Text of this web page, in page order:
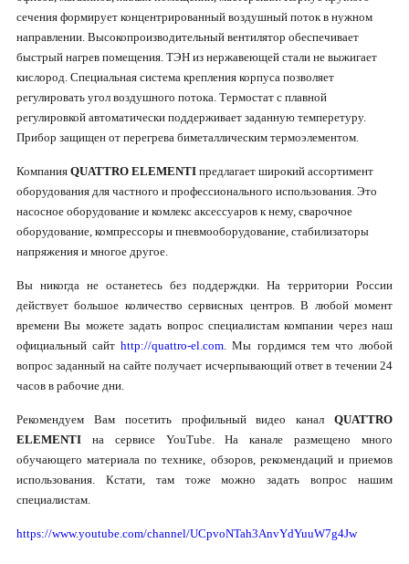
сечения формирует концентрированный воздушный поток в нужном
направлении. Высокопроизводительный вентилятор обеспечивает
быстрый нагрев помещения. ТЭН из нержавеющей стали не выжигает
кислород. Специальная система крепления корпуса позволяет
регулировать угол воздушного потока. Термостат с плавной
регулировкой автоматически поддерживает заданную темперетуру.
Прибор защищен от перегрева биметаллическим термоэлементом.
Компания QUATTRO ELEMENTI предлагает широкий ассортимент
оборудования для частного и профессионального использования. Это
насосное оборудование и комлекс аксессуаров к нему, сварочное
оборудование, компрессоры и пневмооборудование, стабилизаторы
напряжения и многое другое.
Вы никогда не останетесь без поддерждки. На территории России
действует большое количество сервисных центров. В любой момент
времени Вы можете задать вопрос специалистам компании через наш
официальный сайтhttp://quattro-el.com. Мы гордимся тем что любой
вопрос заданный на сайте получает исчерпывающий ответ в течении 24
часов в рабочие дни.
Рекомендуем Вам посетить профильный видео канал QUATTRO
ELEMENTI на сервисе YouTube. На канале размещено много
обучающего материала по технике, обзоров, рекомендаций и приемов
использования. Кстати, там тоже можно задать вопрос нашим
специалистам.
https://www.youtube.com/channel/UCpvoNTah3AnvYdYuuW7g4Jw